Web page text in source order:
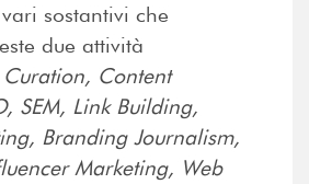
sostantivi che
due attività
Content
SEM, Link Building,
Branding Journalism,
Marketing, Web